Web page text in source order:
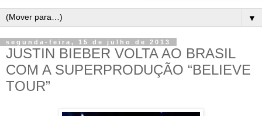
▼
segunda-feira, 15 de julho de 2013
JUSTIN BIEBER VOLTA AO BRASIL
COM A SUPERPRODUÇÃO “BELIEVE
TOUR”